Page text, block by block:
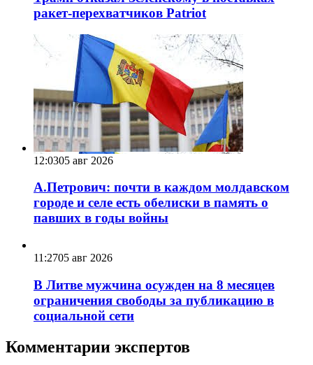
ракет-перехватчиков Patriot
12:0305 авг 2026
А.Петрович: почти в каждом молдавском
городе и селе есть обелиски в память о
павших в годы войны
11:2705 авг 2026
В Литве мужчина осужден на 8 месяцев
ограничения свободы за публикацию в
социальной сети
Комментарии экспертов